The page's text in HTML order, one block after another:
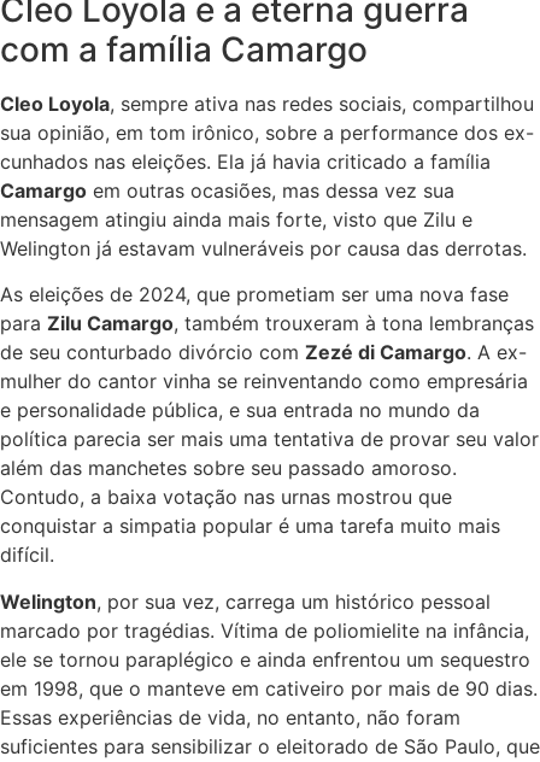
Cleo Loyola e a eterna guerra
com a família Camargo
Cleo Loyola, sempre ativa nas redes sociais, compartilhou
sua opinião, em tom irônico, sobre a performance dos ex-
cunhados nas eleições. Ela já havia criticado a família
Camargo em outras ocasiões, mas dessa vez sua
mensagem atingiu ainda mais forte, visto que Zilu e
Welington já estavam vulneráveis por causa das derrotas.
As eleições de 2024, que prometiam ser uma nova fase
para Zilu Camargo, também trouxeram à tona lembranças
de seu conturbado divórcio com Zezé di Camargo. A ex-
mulher do cantor vinha se reinventando como empresária
e personalidade pública, e sua entrada no mundo da
política parecia ser mais uma tentativa de provar seu valor
além das manchetes sobre seu passado amoroso.
Contudo, a baixa votação nas urnas mostrou que
conquistar a simpatia popular é uma tarefa muito mais
difícil.
Welington, por sua vez, carrega um histórico pessoal
marcado por tragédias. Vítima de poliomielite na infância,
ele se tornou paraplégico e ainda enfrentou um sequestro
em 1998, que o manteve em cativeiro por mais de 90 dias.
Essas experiências de vida, no entanto, não foram
suficientes para sensibilizar o eleitorado de São Paulo, que